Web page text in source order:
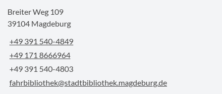
Breiter Weg 109
39104 Magdeburg
+49 391 540-4849
+49 171 8666964
+49 391 540-4803
fahrbibliothek@stadtbibliothek.magdeburg.de